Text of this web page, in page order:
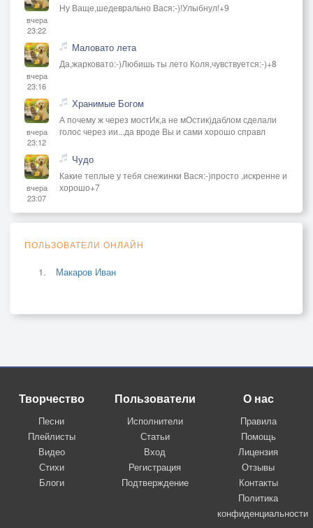
вчера
23:22
Ну Ваще,шедеврально Вася:-)!Улыбнул!+9
вчера
23:16
Маловато лета
Да,жарковато:-)Любишь ты лето Коля,чувствуется:-)+8
вчера
23:12
Хранимые Богом
А почему ж через мостИк,а не мОстик)даблом сделали
голос через ии...да вроде Вы и сами хорошо справл
вчера
23:07
Чудо
Какие теплые у тебя снежинки Вася:-)просто ,искренне и
хорошо+7
ПОЛЬЗОВАТЕЛИ ОНЛАЙН
Макаров Иван
Творчество
Песни
Плейлисты
Видео
Стихи
Блоги
Пользователи
Исполнители
Статьи
Вход
Регистрация
Подтверждение
О нас
Правила
Помощь
Лицензия
Отзывы
Контакты
Политика
конфиденциальности